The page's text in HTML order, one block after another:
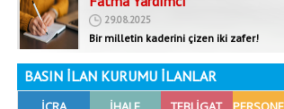
Faruk Rifaioğlu
22.09.2025
Dilara Aksoy
18.06.2026
BASIN İLAN KURUMU İLANLAR